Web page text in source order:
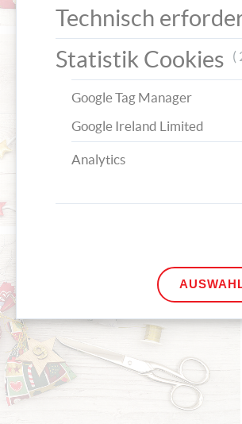
Technisch
Statistik Cookies (
Google Tag Manager
Google Ireland Limited
Analytics